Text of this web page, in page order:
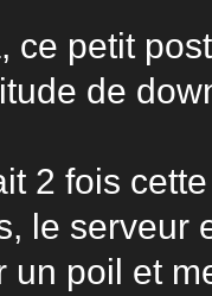
ce petit
de
2 fois
le serveur
un poil et